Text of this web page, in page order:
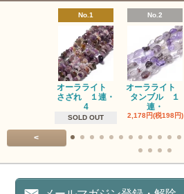
No.1
オーラライト
さざれ １連・
4
SOLD OUT
No.2
オーラライト
タンブル １
連・
2,178円(税198円)
<